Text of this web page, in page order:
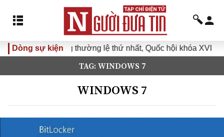
Dòng sự kiện
không thường lệ thứ nhất, Quốc hội khóa XVI Đưa Nghị
TAG: WINDOWS 7
WINDOWS 7